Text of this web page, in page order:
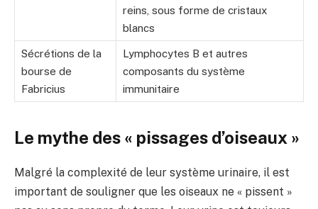
reins, sous forme de cristaux
blancs
Sécrétions de la
bourse de
Fabricius
Lymphocytes B et autres
composants du système
immunitaire
Le mythe des « pissages d’oiseaux »
Malgré la complexité de leur système urinaire, il est
important de souligner que les oiseaux ne « pissent »